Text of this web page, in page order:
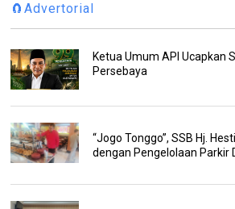
🧲Advertorial
Ketua Umum API Ucapkan
Persebaya
“Jogo Tonggo”, SSB Hj.
dengan Pengelolaan Parkir